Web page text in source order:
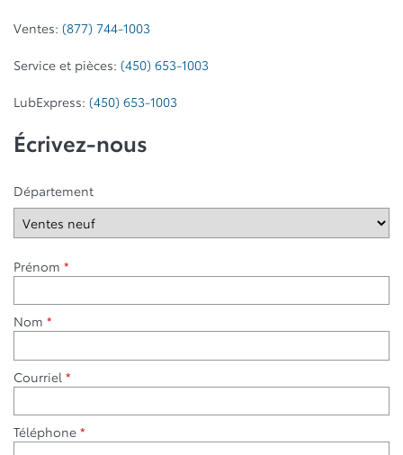
Ventes: (877) 744-1003
Service et pièces: (450) 653-1003
LubExpress: (450) 653-1003
Écrivez-nous
Département
Prénom *
Nom *
Courriel *
Téléphone *